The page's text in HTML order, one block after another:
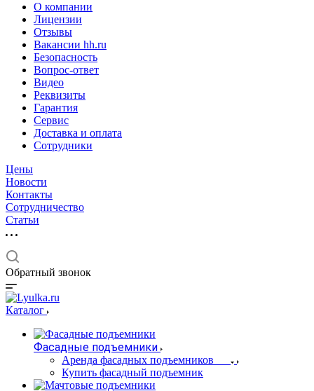
О компании
Лицензии
Отзывы
Вакансии hh.ru
Безопасность
Вопрос-ответ
Видео
Реквизиты
Гарантия
Сервис
Доставка и оплата
Сотрудники
Цены
Новости
Контакты
Сотрудничество
Статьи
Обратный звонок
Каталог
Фасадные подъемники
Аренда фасадных подъемников
Купить фасадный подъемник